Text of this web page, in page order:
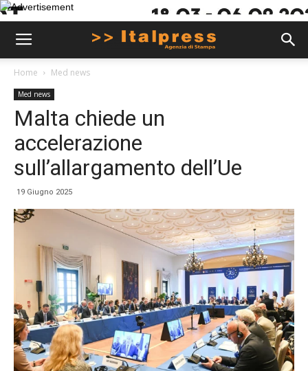
Home Med news
Med news
Malta chiede un
accelerazione
sull’allargamento dell’Ue
19 Giugno 2025